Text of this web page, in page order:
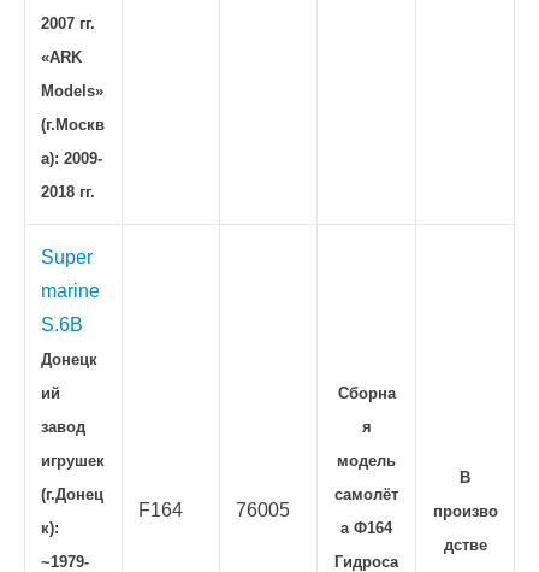
2007 гг.
«ARK
Models»
(г.Москв
а): 2009-
2018 гг.
Super
marine
S.6B
Донецк
ий
завод
игрушек
(г.Донец
к):
~1979-
F164 76005
Сборна
я
модель
самолёт
а Ф164
Гидроса
В
произво
дстве